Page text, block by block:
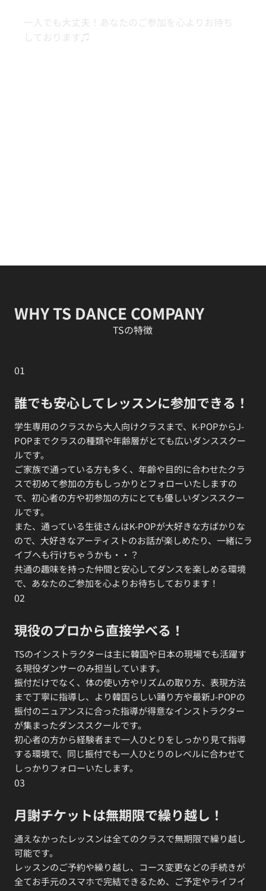
一人でも大丈夫！あなたのご参加を心よりお待ち
しております♫
WHY TS DANCE COMPANY
TSの特徴
01
誰でも安心してレッスンに参加できる！
学生専用のクラスから大人向けクラスまで、K-POPからJ-
POPまでクラスの種類や年齢層がとても広いダンススクー
ルです。
ご家族で通っている方も多く、年齢や目的に合わせたクラ
スで初めて参加の方もしっかりとフォローいたしますの
で、初心者の方や初参加の方にとても優しいダンススクー
ルです。
また、通っている生徒さんはK-POPが大好きな方ばかりな
ので、大好きなアーティストのお話が楽しめたり、一緒にラ
イブへも行けちゃうかも・・？
共通の趣味を持った仲間と安心してダンスを楽しめる環境
で、あなたのご参加を心よりお待ちしております！
02
現役のプロから直接学べる！
TSのインストラクターは主に韓国や日本の現場でも活躍す
る現役ダンサーのみ担当しています。
振付だけでなく、体の使い方やリズムの取り方、表現方法
まで丁寧に指導し、より韓国らしい踊り方や最新J-POPの
振付のニュアンスに合った指導が得意なインストラクター
が集まったダンススクールです。
初心者の方から経験者まで一人ひとりをしっかり見て指導
する環境で、同じ振付でも一人ひとりのレベルに合わせて
しっかりフォローいたします。
03
月謝チケットは無期限で繰り越し！
通えなかったレッスンは全てのクラスで無期限で繰り越し
可能です。
レッスンのご予約や繰り越し、コース変更などの手続きが
全てお手元のスマホで完結できるため、ご予定やライフイ